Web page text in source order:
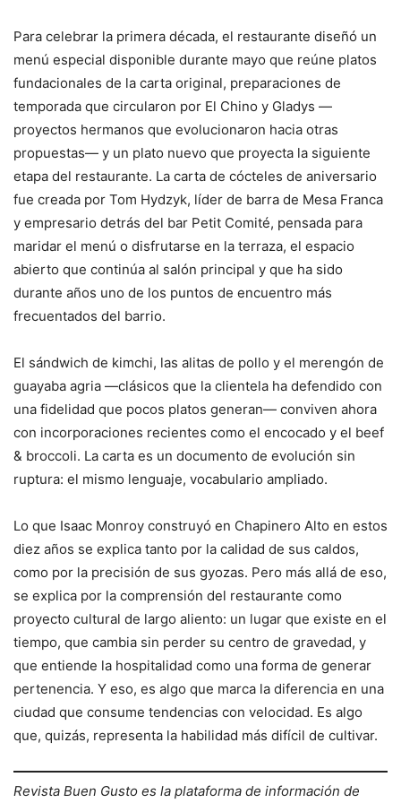
Para celebrar la primera década, el restaurante diseñó un
menú especial disponible durante mayo que reúne platos
fundacionales de la carta original, preparaciones de
temporada que circularon por El Chino y Gladys —
proyectos hermanos que evolucionaron hacia otras
propuestas— y un plato nuevo que proyecta la siguiente
etapa del restaurante. La carta de cócteles de aniversario
fue creada por Tom Hydzyk, líder de barra de Mesa Franca
y empresario detrás del bar Petit Comité, pensada para
maridar el menú o disfrutarse en la terraza, el espacio
abierto que continúa al salón principal y que ha sido
durante años uno de los puntos de encuentro más
frecuentados del barrio.
El sándwich de kimchi, las alitas de pollo y el merengón de
guayaba agria —clásicos que la clientela ha defendido con
una fidelidad que pocos platos generan— conviven ahora
con incorporaciones recientes como el encocado y el beef
& broccoli. La carta es un documento de evolución sin
ruptura: el mismo lenguaje, vocabulario ampliado.
Lo que Isaac Monroy construyó en Chapinero Alto en estos
diez años se explica tanto por la calidad de sus caldos,
como por la precisión de sus gyozas. Pero más allá de eso,
se explica por la comprensión del restaurante como
proyecto cultural de largo aliento: un lugar que existe en el
tiempo, que cambia sin perder su centro de gravedad, y
que entiende la hospitalidad como una forma de generar
pertenencia. Y eso, es algo que marca la diferencia en una
ciudad que consume tendencias con velocidad. Es algo
que, quizás, representa la habilidad más difícil de cultivar.
Revista Buen Gusto es la plataforma de información de